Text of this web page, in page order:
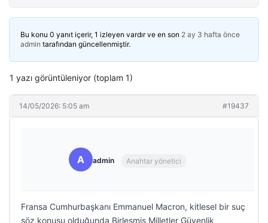
Bu konu 0 yanıt içerir, 1 izleyen vardır ve en son 2 ay 3 hafta önce
admin tarafından güncellenmiştir.
1 yazı görüntüleniyor (toplam 1)
14/05/2026: 5:05 am #19437
A admin Anahtar yönetici
Fransa Cumhurbaşkanı Emmanuel Macron, kitlesel bir suç
söz konusu olduğunda Birleşmiş Milletler Güvenlik